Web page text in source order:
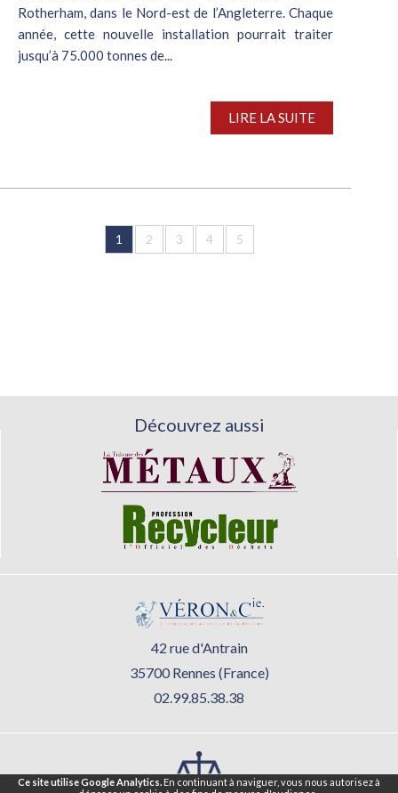
Ce site utilise Google Analytics. En continuant à naviguer, vous nous autorisez à
Rotherham, dans le Nord-est de l’Angleterre. Chaque
année, cette nouvelle installation pourrait traiter
jusqu’à 75.000 tonnes de...
LIRE LA SUITE
1 2 3 4 5
Découvrez aussi
42 rue d'Antrain
35700 Rennes (France)
02.99.85.38.38